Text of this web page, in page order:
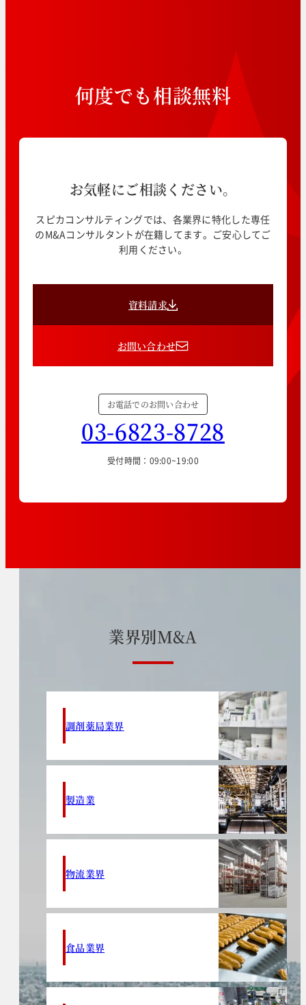
何度でも相談無料
お気軽にご相談ください。
スピカコンサルティングでは、各業界に特化した専任
のM&Aコンサルタントが在籍してます。ご安心してご
利用ください。
資料請求
お問い合わせ
お電話でのお問い合わせ
03-6823-8728
受付時間：09:00~19:00
業界別M&A
調剤薬局業界
製造業
物流業界
食品業界